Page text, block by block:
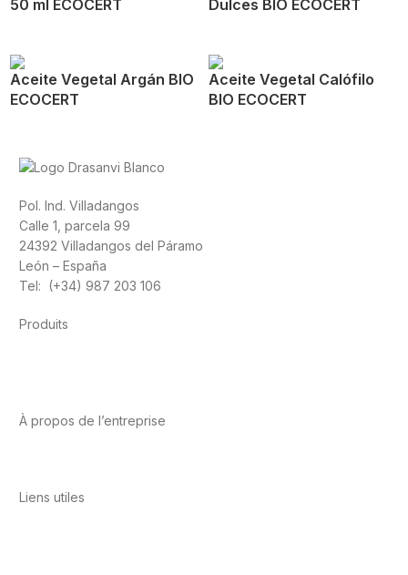
50 ml ECOCERT
Dulces BIO ECOCERT
Aceite Vegetal Argán BIO
ECOCERT
Aceite Vegetal Calófilo
BIO ECOCERT
Pol. Ind. Villadangos
Calle 1, parcela 99
24392 Villadangos del Páramo
León – España
Tel: (+34) 987 203 106
Produits
À propos de l’entreprise
Liens utiles